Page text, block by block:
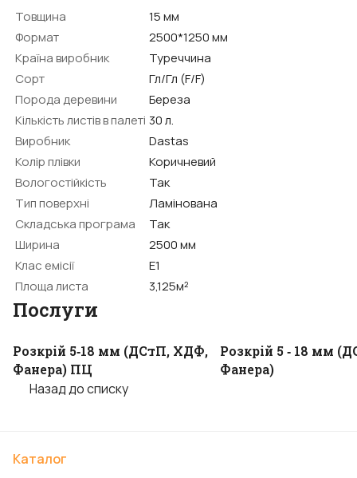
Товщина
15 мм
Формат
2500*1250 мм
Країна виробник
Туреччина
Cорт
Гл/Гл (F/F)
Порода деревини
Береза
Кількість листів в палеті 30 л.
Виробник
Dastas
Колір плівки
Коричневий
Вологостійкість
Так
Тип поверхні
Ламінована
Складська програма
Так
Ширина
2500 мм
Клас емісії
E1
Площа листа
3,125м²
Послуги
Розкрій 5‐18 мм (ДСтП, ХДФ,
Фанера) ПЦ
Розкрій 5 ‐ 18 мм
Фанера)
Назад до списку
Каталог